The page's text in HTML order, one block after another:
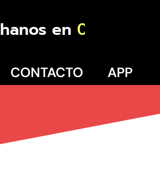
Coquimbo
CONTACTO APP